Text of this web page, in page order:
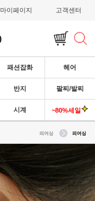
마이페이지 고객센터
패션잡화 헤어
반지 팔찌/발찌
시계 ~80%세일
피어싱 피어싱